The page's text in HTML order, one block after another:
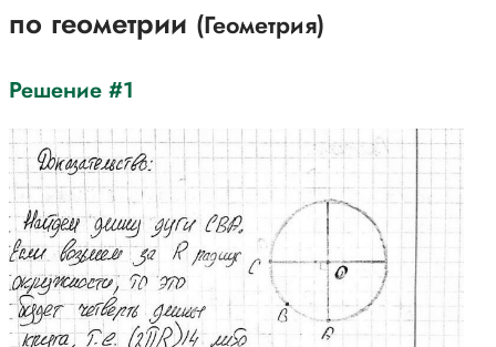
по геометрии (Геометрия)
Решение #1